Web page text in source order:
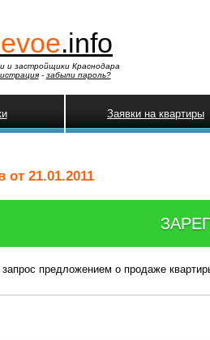
.info
и застройщики Краснодара
- забыли пароль?
Заявки на квартиры
21.01.2011
запрос предложением о продаже